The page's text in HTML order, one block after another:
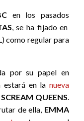
en los pasados
, se ha fijado en
como regular para
por su papel en
estará en la nueva
QUEENS.
de ella, EMMA